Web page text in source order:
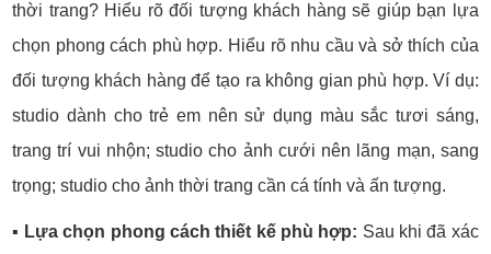
thời trang? Hiểu rõ đối tượng khách hàng sẽ giúp bạn lựa
chọn phong cách phù hợp. Hiểu rõ nhu cầu và sở thích của
đối tượng khách hàng để tạo ra không gian phù hợp. Ví dụ:
studio dành cho trẻ em nên sử dụng màu sắc tươi sáng,
trang trí vui nhộn; studio cho ảnh cưới nên lãng mạn, sang
trọng; studio cho ảnh thời trang cần cá tính và ấn tượng.
▪️ Lựa chọn phong cách thiết kế phù hợp: Sau khi đã xác